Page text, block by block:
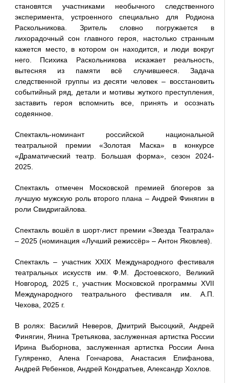
становятся участниками необычного следственного
эксперимента, устроенного специально для Родиона
Раскольникова. Зритель словно погружается в
лихорадочный сон главного героя, настолько странным
кажется место, в котором он находится, и люди вокруг
него. Психика Раскольникова искажает реальность,
вытесняя из памяти всё случившееся. Задача
следственной группы из десяти человек – восстановить
событийный ряд, детали и мотивы жуткого преступления,
заставить героя вспомнить все, принять и осознать
содеянное.
Спектакль-номинант российской национальной
театральной премии «Золотая Маска» в конкурсе
«Драматический театр. Большая форма», сезон 2024-
2025.
Спектакль отмечен Московской премией блогеров за
лучшую мужскую роль второго плана – Андрей Финягин в
роли Свидригайлова.
Спектакль вошёл в шорт-лист премии «Звезда Театрала»
– 2025 (номинация «Лучший режиссёр» – Антон Яковлев).
Спектакль – участник XXIX Международного фестиваля
театральных искусств им. Ф.М. Достоевского, Великий
Новгород, 2025 г., участник Московской программы XVII
Международного театрального фестиваля им. А.П.
Чехова, 2025 г.
В ролях: Василий Неверов, Дмитрий Высоцкий, Андрей
Финягин, Янина Третьякова, заслуженная артистка России
Ирина Выборнова, заслуженная артистка России Анна
Гуляренко, Алена Гончарова, Анастасия Епифанова,
Андрей Ребенков, Андрей Кондратьев, Александр Хохлов.